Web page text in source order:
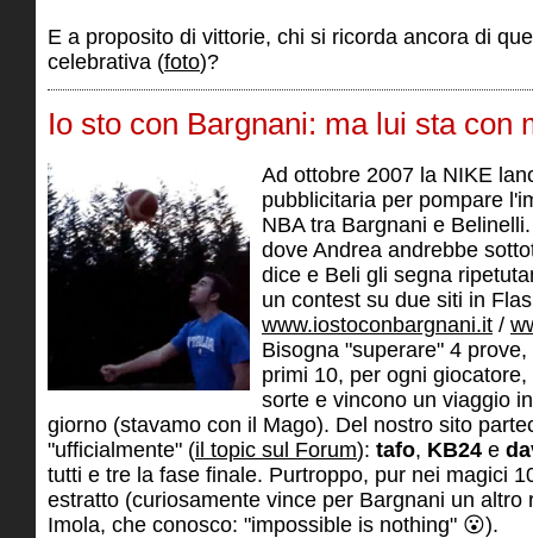
E a proposito di vittorie, chi si ricorda ancora di
celebrativa (foto)?
Io sto con Bargnani: ma lui sta con
Ad ottobre 2007 la NIKE
pubblicitaria per pompare
NBA tra Bargnani e
dove Andrea andrebbe
dice e Beli gli segna
un contest su due siti in
www.iostoconbargnani.it /
Bisogna "superare" 4
primi 10, per ogni
sorte e vincono un viaggio
giorno (stavamo con il Mago). Del nostro sito
"ufficialmente" (il topic sul Forum): tafo, KB24 e
tutti e tre la fase finale. Purtroppo, pur nei magici
estratto (curiosamente vince per Bargnani un altro
Imola, che conosco: "impossible is nothing" 😮).